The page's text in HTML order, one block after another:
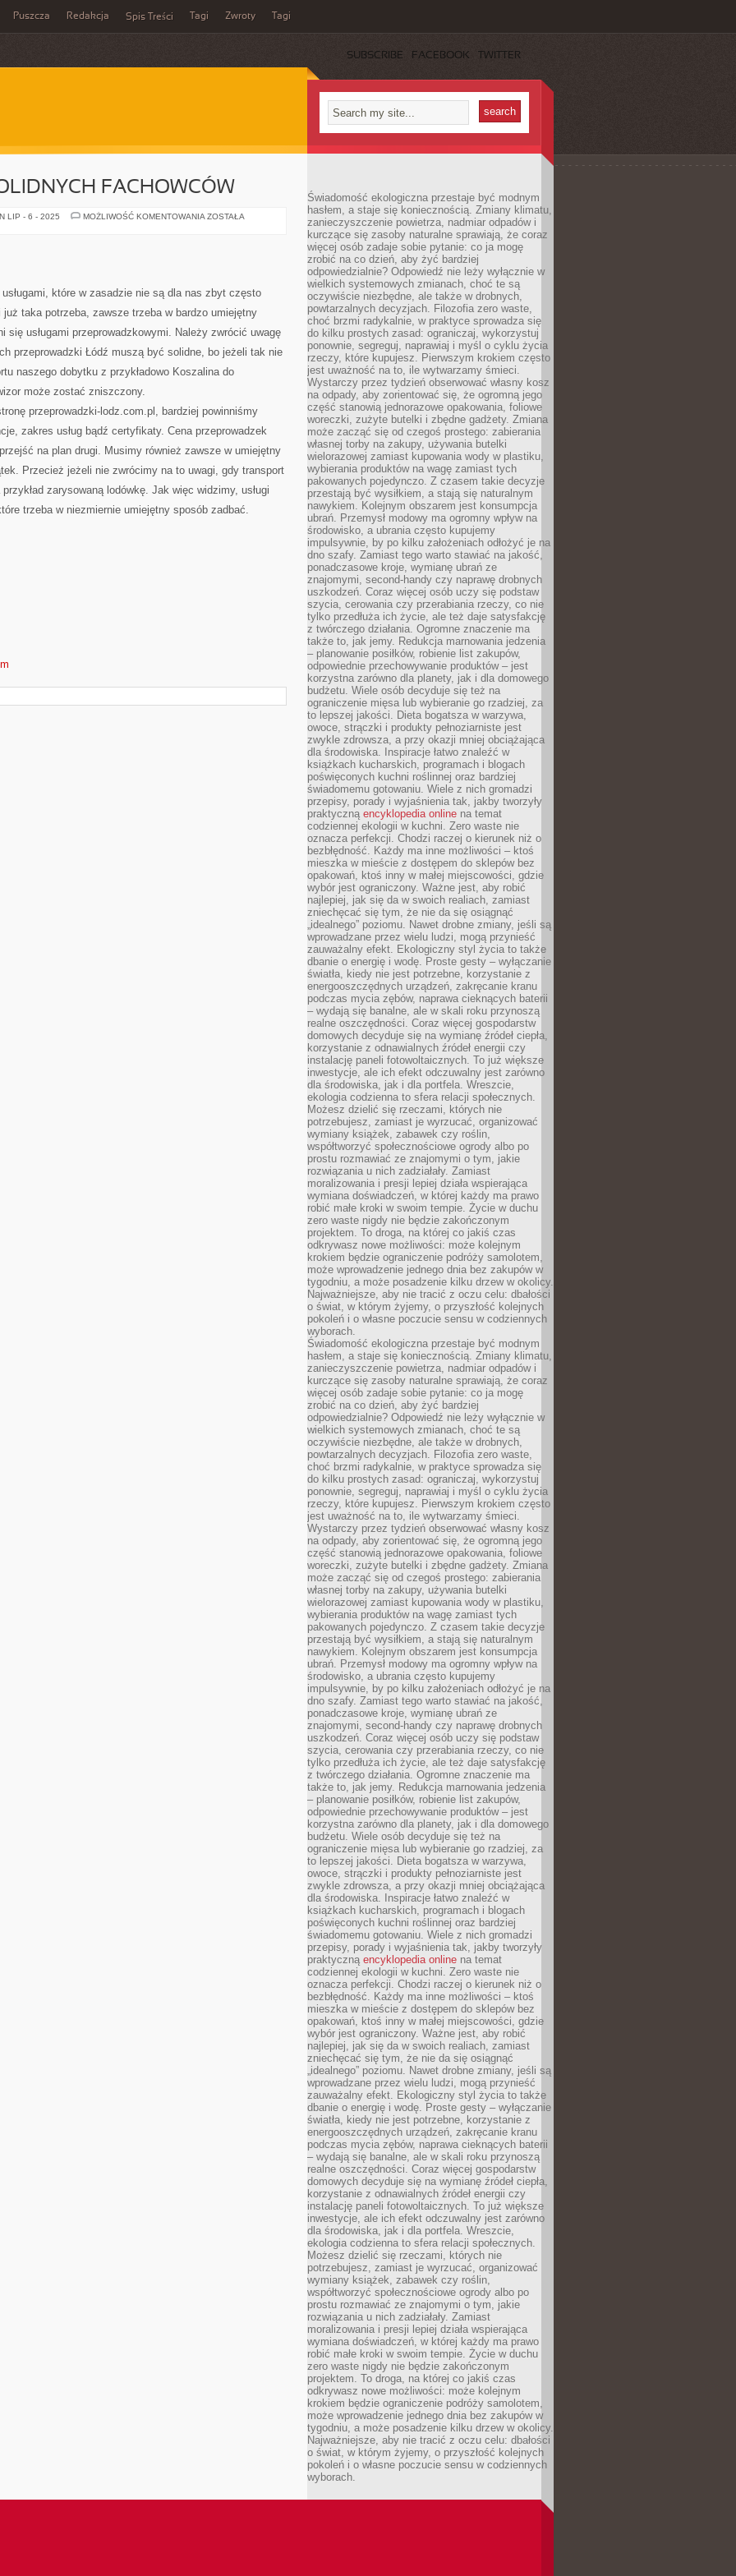
Puszcza Redakcja Spis Treści Tagi Zwroty Tagi
SUBSCRIBE FACEBOOK TWITTER
FACHOWCÓW
LIP - 6 - 2025 MOŻLIWOŚĆ KOMENTOWANIA POSZUKUJEMY
ZOSTAŁA
które w zasadzie nie są dla nas zbyt często
taka potrzeba, zawsze trzeba w bardzo umiejętny
się usługami przeprowadzkowymi. Należy zwrócić uwagę
przeprowadzki Łódź muszą być solidne, bo jeżeli tak nie
naszego dobytku z przykładowo Koszalina do
może zostać zniszczony.
przeprowadzki-lodz.com.pl, bardziej powinniśmy
zakres usług bądź certyfikaty. Cena przeprowadzek
na plan drugi. Musimy również zawsze w umiejętny
Przecież jeżeli nie zwrócimy na to uwagi, gdy transport
zarysowaną lodówkę. Jak więc widzimy, usługi
trzeba w niezmiernie umiejętny sposób zadbać.
Świadomość ekologiczna przestaje być modnym
hasłem, a staje się koniecznością. Zmiany klimatu,
zanieczyszczenie powietrza, nadmiar odpadów i
kurczące się zasoby naturalne sprawiają, że coraz
więcej osób zadaje sobie pytanie: co ja mogę
zrobić na co dzień, aby żyć bardziej
odpowiedzialnie? Odpowiedź nie leży wyłącznie w
wielkich systemowych zmianach, choć te są
oczywiście niezbędne, ale także w drobnych,
powtarzalnych decyzjach. Filozofia zero waste,
choć brzmi radykalnie, w praktyce sprowadza się
do kilku prostych zasad: ograniczaj, wykorzystuj
ponownie, segreguj, naprawiaj i myśl o cyklu życia
rzeczy, które kupujesz. Pierwszym krokiem często
jest uważność na to, ile wytwarzamy śmieci.
Wystarczy przez tydzień obserwować własny kosz
na odpady, aby zorientować się, że ogromną jego
część stanowią jednorazowe opakowania, foliowe
woreczki, zużyte butelki i zbędne gadżety. Zmiana
może zacząć się od czegoś prostego: zabierania
własnej torby na zakupy, używania butelki
wielorazowej zamiast kupowania wody w plastiku,
wybierania produktów na wagę zamiast tych
pakowanych pojedynczo. Z czasem takie decyzje
przestają być wysiłkiem, a stają się naturalnym
nawykiem. Kolejnym obszarem jest konsumpcja
ubrań. Przemysł modowy ma ogromny wpływ na
środowisko, a ubrania często kupujemy
impulsywnie, by po kilku założeniach odłożyć je na
dno szafy. Zamiast tego warto stawiać na jakość,
ponadczasowe kroje, wymianę ubrań ze
znajomymi, second-handy czy naprawę drobnych
uszkodzeń. Coraz więcej osób uczy się podstaw
szycia, cerowania czy przerabiania rzeczy, co nie
tylko przedłuża ich życie, ale też daje satysfakcję
z twórczego działania. Ogromne znaczenie ma
także to, jak jemy. Redukcja marnowania jedzenia
– planowanie posiłków, robienie list zakupów,
odpowiednie przechowywanie produktów – jest
korzystna zarówno dla planety, jak i dla domowego
budżetu. Wiele osób decyduje się też na
ograniczenie mięsa lub wybieranie go rzadziej, za
to lepszej jakości. Dieta bogatsza w warzywa,
owoce, strączki i produkty pełnoziarniste jest
zwykle zdrowsza, a przy okazji mniej obciążająca
dla środowiska. Inspiracje łatwo znaleźć w
książkach kucharskich, programach i blogach
poświęconych kuchni roślinnej oraz bardziej
świadomemu gotowaniu. Wiele z nich gromadzi
przepisy, porady i wyjaśnienia tak, jakby tworzyły
praktyczną encyklopedia online na temat
codziennej ekologii w kuchni. Zero waste nie
oznacza perfekcji. Chodzi raczej o kierunek niż o
bezbłędność. Każdy ma inne możliwości – ktoś
mieszka w mieście z dostępem do sklepów bez
opakowań, ktoś inny w małej miejscowości, gdzie
wybór jest ograniczony. Ważne jest, aby robić
najlepiej, jak się da w swoich realiach, zamiast
zniechęcać się tym, że nie da się osiągnąć
„idealnego” poziomu. Nawet drobne zmiany, jeśli są
wprowadzane przez wielu ludzi, mogą przynieść
zauważalny efekt. Ekologiczny styl życia to także
dbanie o energię i wodę. Proste gesty – wyłączanie
światła, kiedy nie jest potrzebne, korzystanie z
energooszczędnych urządzeń, zakręcanie kranu
podczas mycia zębów, naprawa cieknących baterii
– wydają się banalne, ale w skali roku przynoszą
realne oszczędności. Coraz więcej gospodarstw
domowych decyduje się na wymianę źródeł ciepła,
korzystanie z odnawialnych źródeł energii czy
instalację paneli fotowoltaicznych. To już większe
inwestycje, ale ich efekt odczuwalny jest zarówno
dla środowiska, jak i dla portfela. Wreszcie,
ekologia codzienna to sfera relacji społecznych.
Możesz dzielić się rzeczami, których nie
potrzebujesz, zamiast je wyrzucać, organizować
wymiany książek, zabawek czy roślin,
współtworzyć społecznościowe ogrody albo po
prostu rozmawiać ze znajomymi o tym, jakie
rozwiązania u nich zadziałały. Zamiast
moralizowania i presji lepiej działa wspierająca
wymiana doświadczeń, w której każdy ma prawo
robić małe kroki w swoim tempie. Życie w duchu
zero waste nigdy nie będzie zakończonym
projektem. To droga, na której co jakiś czas
odkrywasz nowe możliwości: może kolejnym
krokiem będzie ograniczenie podróży samolotem,
może wprowadzenie jednego dnia bez zakupów w
tygodniu, a może posadzenie kilku drzew w okolicy.
Najważniejsze, aby nie tracić z oczu celu: dbałości
o świat, w którym żyjemy, o przyszłość kolejnych
pokoleń i o własne poczucie sensu w codziennych
wyborach.
Świadomość ekologiczna przestaje być modnym
hasłem, a staje się koniecznością. Zmiany klimatu,
zanieczyszczenie powietrza, nadmiar odpadów i
kurczące się zasoby naturalne sprawiają, że coraz
więcej osób zadaje sobie pytanie: co ja mogę
zrobić na co dzień, aby żyć bardziej
odpowiedzialnie? Odpowiedź nie leży wyłącznie w
wielkich systemowych zmianach, choć te są
oczywiście niezbędne, ale także w drobnych,
powtarzalnych decyzjach. Filozofia zero waste,
choć brzmi radykalnie, w praktyce sprowadza się
do kilku prostych zasad: ograniczaj, wykorzystuj
ponownie, segreguj, naprawiaj i myśl o cyklu życia
rzeczy, które kupujesz. Pierwszym krokiem często
jest uważność na to, ile wytwarzamy śmieci.
Wystarczy przez tydzień obserwować własny kosz
na odpady, aby zorientować się, że ogromną jego
część stanowią jednorazowe opakowania, foliowe
woreczki, zużyte butelki i zbędne gadżety. Zmiana
może zacząć się od czegoś prostego: zabierania
własnej torby na zakupy, używania butelki
wielorazowej zamiast kupowania wody w plastiku,
wybierania produktów na wagę zamiast tych
pakowanych pojedynczo. Z czasem takie decyzje
przestają być wysiłkiem, a stają się naturalnym
nawykiem. Kolejnym obszarem jest konsumpcja
ubrań. Przemysł modowy ma ogromny wpływ na
środowisko, a ubrania często kupujemy
impulsywnie, by po kilku założeniach odłożyć je na
dno szafy. Zamiast tego warto stawiać na jakość,
ponadczasowe kroje, wymianę ubrań ze
znajomymi, second-handy czy naprawę drobnych
uszkodzeń. Coraz więcej osób uczy się podstaw
szycia, cerowania czy przerabiania rzeczy, co nie
tylko przedłuża ich życie, ale też daje satysfakcję
z twórczego działania. Ogromne znaczenie ma
także to, jak jemy. Redukcja marnowania jedzenia
– planowanie posiłków, robienie list zakupów,
odpowiednie przechowywanie produktów – jest
korzystna zarówno dla planety, jak i dla domowego
budżetu. Wiele osób decyduje się też na
ograniczenie mięsa lub wybieranie go rzadziej, za
to lepszej jakości. Dieta bogatsza w warzywa,
owoce, strączki i produkty pełnoziarniste jest
zwykle zdrowsza, a przy okazji mniej obciążająca
dla środowiska. Inspiracje łatwo znaleźć w
książkach kucharskich, programach i blogach
poświęconych kuchni roślinnej oraz bardziej
świadomemu gotowaniu. Wiele z nich gromadzi
przepisy, porady i wyjaśnienia tak, jakby tworzyły
praktyczną encyklopedia online na temat
codziennej ekologii w kuchni. Zero waste nie
oznacza perfekcji. Chodzi raczej o kierunek niż o
bezbłędność. Każdy ma inne możliwości – ktoś
mieszka w mieście z dostępem do sklepów bez
opakowań, ktoś inny w małej miejscowości, gdzie
wybór jest ograniczony. Ważne jest, aby robić
najlepiej, jak się da w swoich realiach, zamiast
zniechęcać się tym, że nie da się osiągnąć
„idealnego” poziomu. Nawet drobne zmiany, jeśli są
wprowadzane przez wielu ludzi, mogą przynieść
zauważalny efekt. Ekologiczny styl życia to także
dbanie o energię i wodę. Proste gesty – wyłączanie
światła, kiedy nie jest potrzebne, korzystanie z
energooszczędnych urządzeń, zakręcanie kranu
podczas mycia zębów, naprawa cieknących baterii
– wydają się banalne, ale w skali roku przynoszą
realne oszczędności. Coraz więcej gospodarstw
domowych decyduje się na wymianę źródeł ciepła,
korzystanie z odnawialnych źródeł energii czy
instalację paneli fotowoltaicznych. To już większe
inwestycje, ale ich efekt odczuwalny jest zarówno
dla środowiska, jak i dla portfela. Wreszcie,
ekologia codzienna to sfera relacji społecznych.
Możesz dzielić się rzeczami, których nie
potrzebujesz, zamiast je wyrzucać, organizować
wymiany książek, zabawek czy roślin,
współtworzyć społecznościowe ogrody albo po
prostu rozmawiać ze znajomymi o tym, jakie
rozwiązania u nich zadziałały. Zamiast
moralizowania i presji lepiej działa wspierająca
wymiana doświadczeń, w której każdy ma prawo
robić małe kroki w swoim tempie. Życie w duchu
zero waste nigdy nie będzie zakończonym
projektem. To droga, na której co jakiś czas
odkrywasz nowe możliwości: może kolejnym
krokiem będzie ograniczenie podróży samolotem,
może wprowadzenie jednego dnia bez zakupów w
tygodniu, a może posadzenie kilku drzew w okolicy.
Najważniejsze, aby nie tracić z oczu celu: dbałości
o świat, w którym żyjemy, o przyszłość kolejnych
pokoleń i o własne poczucie sensu w codziennych
wyborach.